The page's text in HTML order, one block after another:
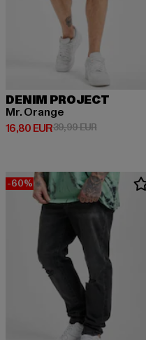
DENIM PROJECT
Mr. Orange
16,80 EUR
Derzeitiger Preis: 16,80 EUR
39,99 EUR
-60%